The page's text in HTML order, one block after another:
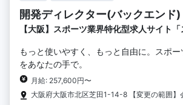
開発ディレクター(バックエンド)
【大阪】スポーツ業界特化型求人サイト「
もっと使いやすく、もっと自由に。スポ
をあなたの手で。
月給: 257,600円〜
大阪府大阪市北区芝田1-14-8 【変更の範囲】